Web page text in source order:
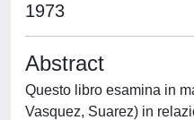
1973
Abstract
Questo libro esamina in
Vasquez, Suarez) in